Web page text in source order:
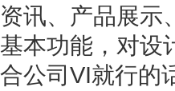
资讯、产品展示
基本功能，对设
合公司VI就行的